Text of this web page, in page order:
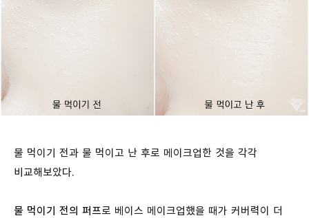
물 먹이기 전과 물 먹이고 난 후로 메이크업한 것을 각각
비교해보았다.
물 먹이기 전의 퍼프로 베이스 메이크업했을 때가 커버력이 더